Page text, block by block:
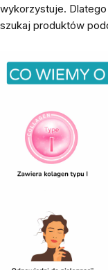
wykorzystuje.
szukaj produktów